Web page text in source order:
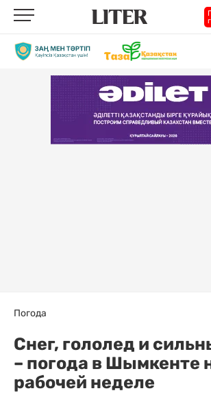
Погода
Снег, гололед и
– погода в Шымкенте
рабочей неделе